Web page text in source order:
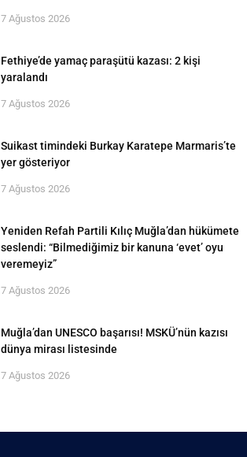
7 Ağustos 2026
Fethiye’de yamaç paraşütü kazası: 2 kişi
yaralandı
7 Ağustos 2026
Suikast timindeki Burkay Karatepe Marmaris’te
yer gösteriyor
7 Ağustos 2026
Yeniden Refah Partili Kılıç Muğla’dan hükümete
seslendi: “Bilmediğimiz bir kanuna ‘evet’ oyu
veremeyiz”
7 Ağustos 2026
Muğla’dan UNESCO başarısı! MSKÜ’nün kazısı
dünya mirası listesinde
7 Ağustos 2026